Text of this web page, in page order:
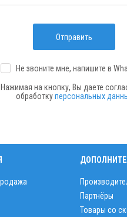
Отправить
Не звоните мне, напишите в
Нажимая на кнопку, Вы даете
обработкуперсональных
Партнёры
Товары со